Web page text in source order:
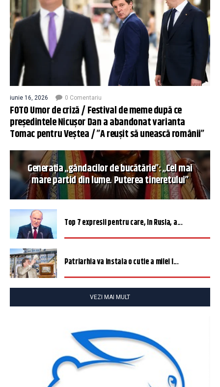
iunie 16, 2026 0 Comentariu
FOTO Umor de criză / Festival de meme după ce
președintele Nicușor Dan a abandonat varianta
Tomac pentru Veștea / ”A reușit să unească românii”
Generația „gândacilor de bucătărie”: „Cel mai
mare partid din lume. Puterea tineretului”
Top 7 expresii pentru care, în Rusia, a...
Patriarhia va instala o cutie a milei î...
VEZI MAI MULT